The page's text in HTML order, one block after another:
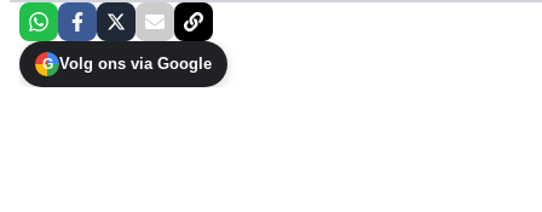
G Volg ons via Google